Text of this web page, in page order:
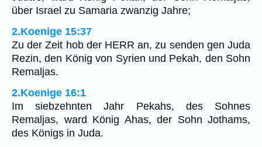
über Israel zu Samaria zwanzig Jahre;
2.Koenige 15:37
Zu der Zeit hob der HERR an, zu senden gen Juda
Rezin, den König von Syrien und Pekah, den Sohn
Remaljas.
2.Koenige 16:1
Im siebzehnten Jahr Pekahs, des Sohnes
Remaljas, ward König Ahas, der Sohn Jothams,
des Königs in Juda.